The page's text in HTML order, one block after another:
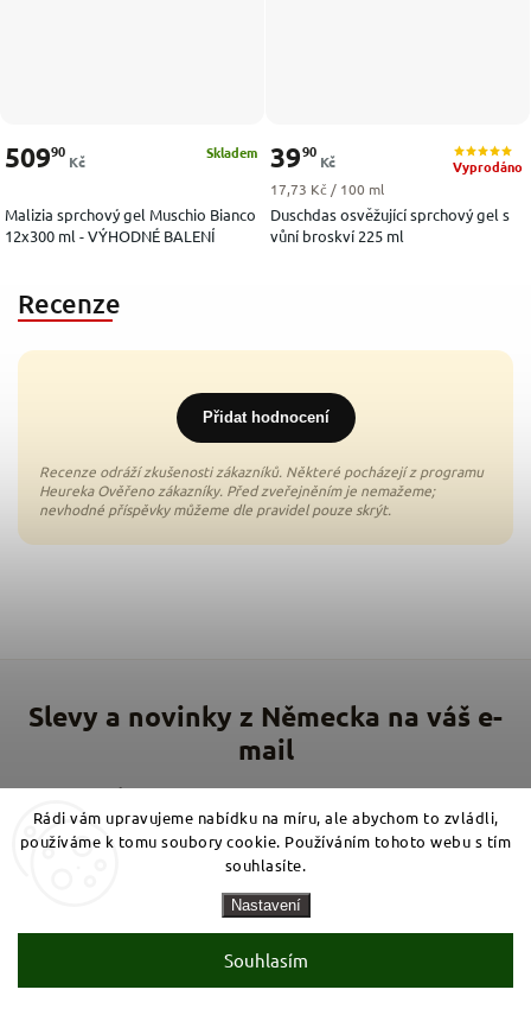
Rádi vám upravujeme nabídku na míru, ale abychom to zvládli,
používáme k tomu soubory cookie. Používáním tohoto webu s tím
souhlasíte.
Nastavení
Souhlasím
Malizia sprchový gel Muschio Bianco
12x300 ml - VÝHODNÉ BALENÍ
Skladem
50990
Kč
Duschdas osvěžující sprchový gel s
vůní broskví 225 ml
Vyprodáno
3990
Kč
Měrná cena:
17,73 Kč / 100 ml
Recenze
Přidat hodnocení
Vložte svůj e-mail a my vám budeme zasílat informace o
nových produktech na našem e-shopu.
E-mail